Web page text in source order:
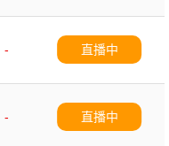
-
直播中
-
直播中